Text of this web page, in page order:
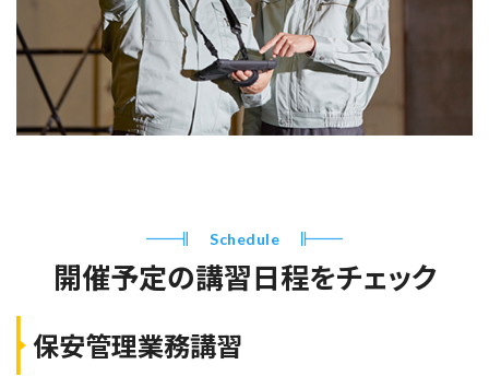
Schedule
開催予定の講習日程をチェック
保安管理業務講習